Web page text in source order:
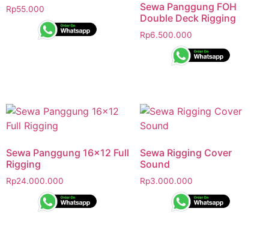
Rp55.000
Sewa Panggung FOH
Double Deck Rigging
Rp6.500.000
Sewa Panggung 16×12 Full
Rigging
Rp24.000.000
Sewa Rigging Cover
Sound
Rp3.000.000